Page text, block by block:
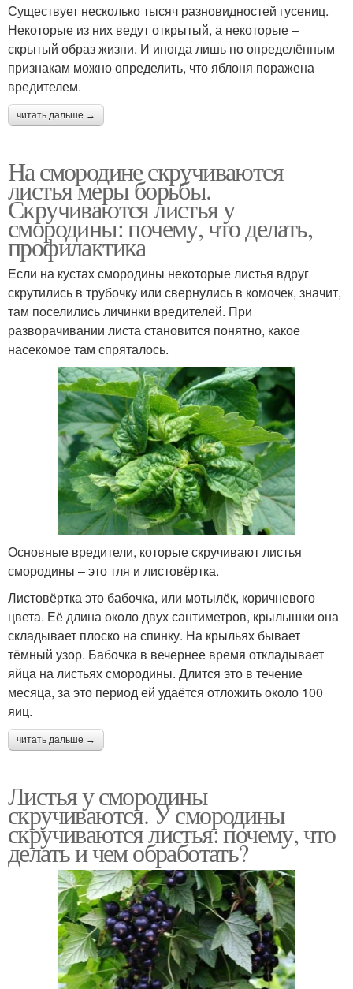
Существует несколько тысяч разновидностей гусениц.
Некоторые из них ведут открытый, а некоторые –
скрытый образ жизни. И иногда лишь по определённым
признакам можно определить, что яблоня поражена
вредителем.
читать дальше →
На смородине скручиваются
листья меры борьбы.
Скручиваются листья у
смородины: почему, что делать,
профилактика
Если на кустах смородины некоторые листья вдруг
скрутились в трубочку или свернулись в комочек, значит,
там поселились личинки вредителей. При
разворачивании листа становится понятно, какое
насекомое там спряталось.
Основные вредители, которые скручивают листья
смородины – это тля и листовёртка.
Листовёртка это бабочка, или мотылёк, коричневого
цвета. Её длина около двух сантиметров, крылышки она
складывает плоско на спинку. На крыльях бывает
тёмный узор. Бабочка в вечернее время откладывает
яйца на листьях смородины. Длится это в течение
месяца, за это период ей удаётся отложить около 100
яиц.
читать дальше →
Листья у смородины
скручиваются. У смородины
скручиваются листья: почему, что
делать и чем обработать?